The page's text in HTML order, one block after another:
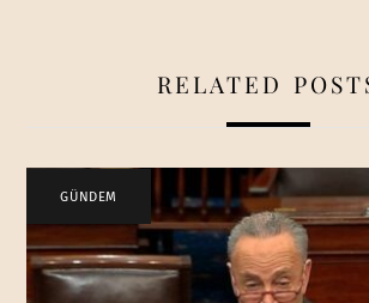
RELATED
GÜNDEM